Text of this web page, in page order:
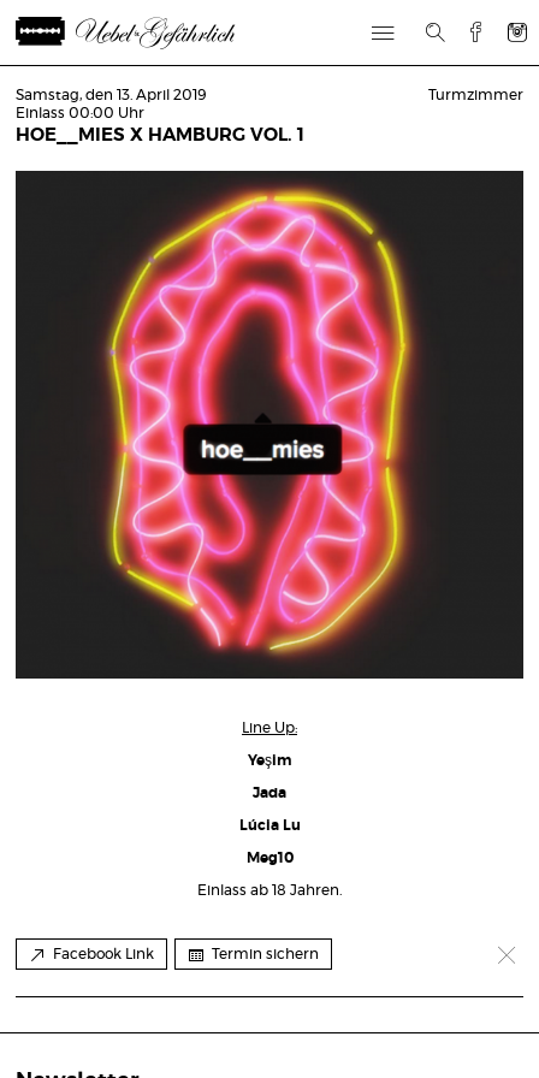
Samstag, den 13. April 2019
Einlass 00:00 Uhr
HOE__MIES X HAMBURG VOL. 1
Turmzimmer
Line Up:
Yeşim
Jada
Lúcia Lu
Meg10
Einlass ab 18 Jahren.
Facebook Link Termin sichern